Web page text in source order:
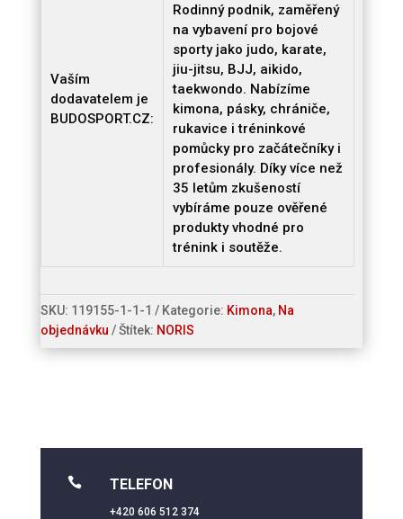
Vaším
dodavatelem je
BUDOSPORT.CZ:
Rodinný podnik, zaměřený
na vybavení pro bojové
sporty jako judo, karate,
jiu-jitsu, BJJ, aikido,
taekwondo. Nabízíme
kimona, pásky, chrániče,
rukavice i tréninkové
pomůcky pro začátečníky i
profesionály. Díky více než
35 letům zkušeností
vybíráme pouze ověřené
produkty vhodné pro
trénink i soutěže.
SKU: 119155-1-1-1 Kategorie: Kimona, Na
objednávku
Štítek: NORIS
 TELEFON
+420 606 512 374